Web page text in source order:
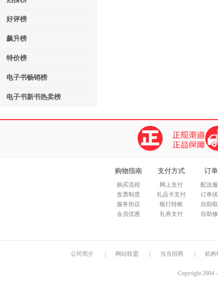
好评榜
飙升榜
特价榜
电子书畅销榜
电子书新书热卖榜
购物指南
购买流程
发票制度
服务协议
会员优惠
支付方式
网上支付
礼品卡支付
银行转账
礼券支付
订
配送
订单
自助
自助
公司简介 网站联盟 当当招商 机构
Copyright 2004